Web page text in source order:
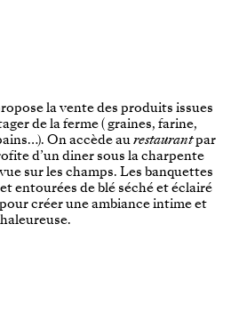
la vente des produits issues
de la ferme ( graines, farine,
On accède aurestaurantpar
d’un diner sous la charpente
sur les champs. Les banquettes
entourées de blé séché et éclairé
créer une ambiance intime et